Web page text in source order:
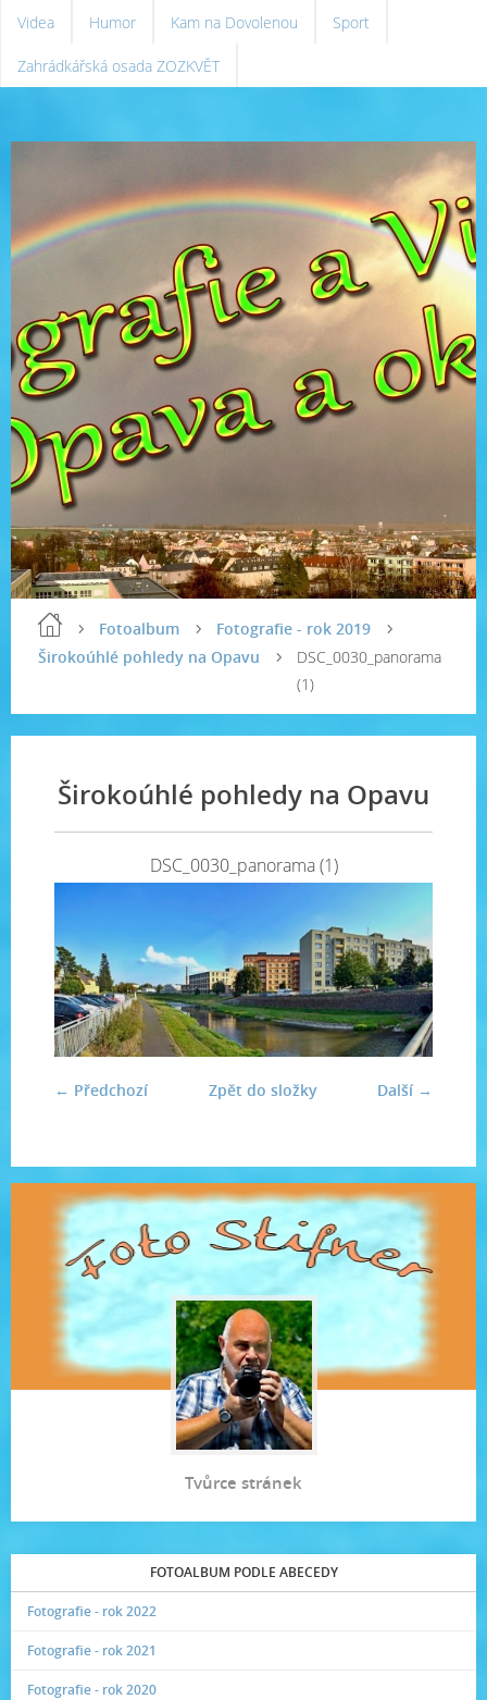
Videa Humor Kam na Dovolenou Sport
Zahrádkářská osada ZOZKVĚT
Fotoalbum
Fotografie - rok 2019
Širokoúhlé pohledy na Opavu
DSC_0030_panorama
(1)
Širokoúhlé pohledy na Opavu
DSC_0030_panorama (1)
← Předchozí Další →
Zpět do složky
Tvůrce stránek
FOTOALBUM PODLE ABECEDY
Fotografie - rok 2022
Fotografie - rok 2021
Fotografie - rok 2020